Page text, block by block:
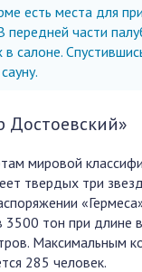
есть места для
передней части
салоне.
Достоевский»
мировой
твердых три
тон при длине
Максимальным
285 человек.